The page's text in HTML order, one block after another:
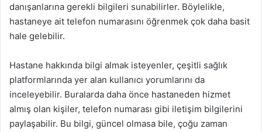
danışanlarına gerekli bilgileri sunabilirler. Böylelikle,
hastaneye ait telefon numarasını öğrenmek çok daha basit
hale gelebilir.
Hastane hakkında bilgi almak isteyenler, çeşitli sağlık
platformlarında yer alan kullanıcı yorumlarını da
inceleyebilir. Buralarda daha önce hastaneden hizmet
almış olan kişiler, telefon numarası gibi iletişim bilgilerini
paylaşabilir. Bu bilgi, güncel olmasa bile, çoğu zaman